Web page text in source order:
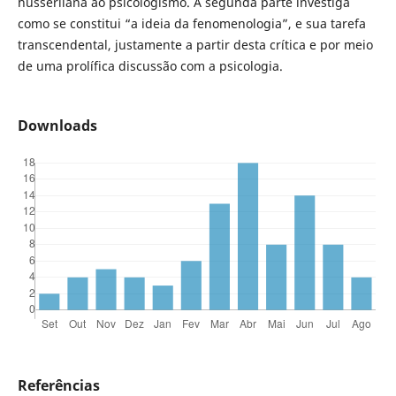
como se constitui “a ideia da fenomenologia”, e sua tarefa
transcendental, justamente a partir desta crítica e por meio
de uma prolífica discussão com a psicologia.
Downloads
Referências